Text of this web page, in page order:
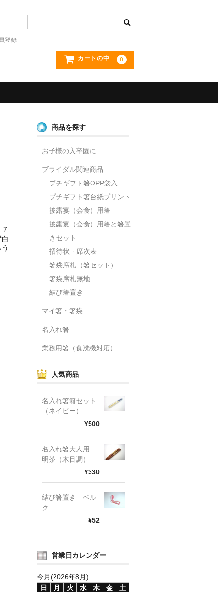
登録
カートの中 0
商品を探す
お子様の入卒園に
ブライダル関連商品
プチギフト箸OPP袋入
プチギフト箸台紙プリント
披露宴（会食）用箸
披露宴（会食）用箸と箸置
きセット
招待状・席次表
箸袋席札（箸セット）
箸袋席札無地
結び箸置き
マイ箸・箸袋
名入れ箸
業務用箸（食洗機対応）
人気商品
名入れ箸箱セット
（ネイビー）
¥500
名入れ箸大人用
明茶（木目調）
¥330
結び箸置き ベル
ク
¥52
営業日カレンダー
今月(2026年8月)
日
月 火 水 木 金
土